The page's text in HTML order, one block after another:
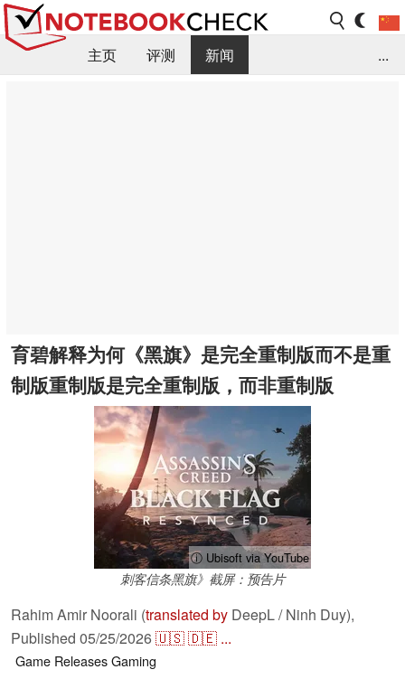
主页 评测
新闻
...
育碧解释为何《黑旗》是完全重制版而不是重
制版重制版是完全重制版，而非重制版
ⓘ Ubisoft via YouTube
刺客信条黑旗》截屏：预告片
Rahim Amir Noorali (translated by DeepL / Ninh Duy),
Published 05/25/2026🇺🇸🇩🇪 ...
Game ReleasesGaming